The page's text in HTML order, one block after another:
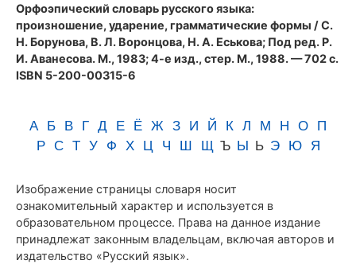
Орфоэпический словарь русского языка:
произношение, ударение, грамматические формы / С.
Н. Борунова, В. Л. Воронцова, Н. А. Еськова; Под ред. Р.
И. Аванесова. М., 1983; 4-е изд., стер. М., 1988. — 702 с.
ISBN 5-200-00315-6
А Б В Г Д Е Ё Ж З И Й К Л М Н О П
Р С Т У Ф Х Ц Ч Ш Щ Ъ Ы Ь Э Ю Я
Изображение страницы словаря носит
ознакомительный характер и используется в
образовательном процессе. Права на данное издание
принадлежат законным владельцам, включая авторов и
издательство «Русский язык».